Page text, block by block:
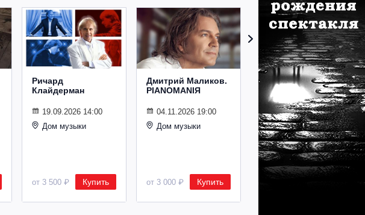
Ричард
Клайдерман
19.09.2026 14:00
Дом музыки
от 3 500 ₽ Купить
Дмитрий Маликов.
PIANOMANIЯ
04.11.2026 19:00
Дом музыки
от 3 000 ₽ Купить
Рождественский
концерт
Владимира
Спивакова
24.12.2026 19:00
Дом музыки